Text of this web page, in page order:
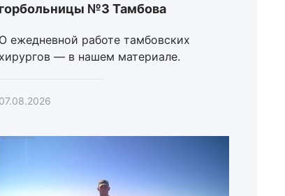
горбольницы №3 Тамбова
О ежедневной работе тамбовских
хирургов — в нашем материале.
07.08.2026